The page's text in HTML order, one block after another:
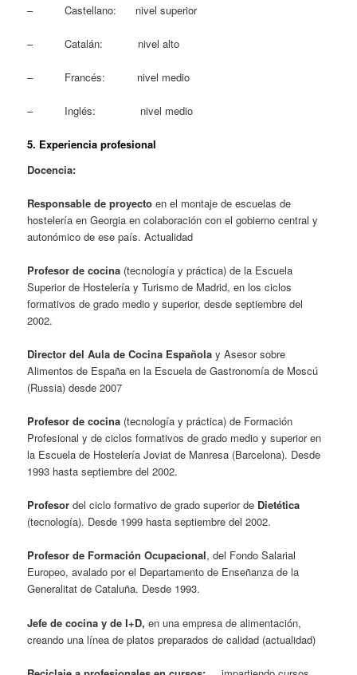
– Castellano: nivel superior
– Catalán: nivel alto
– Francés: nivel medio
– Inglés: nivel medio
5. Experiencia profesional
Docencia:
Responsable de proyectoen el montaje de escuelas de
hostelería en Georgia en colaboración con el gobierno central y
autonómico de ese país. Actualidad
Profesor de cocina (tecnología y práctica) de la Escuela
Superior de Hostelería y Turismo de Madrid, en los ciclos
formativos de grado medio y superior, desde septiembre del
2002.
Director del Aula de Cocina Española y Asesor sobre
Alimentos de España en la Escuela de Gastronomía de Moscú
(Russia) desde 2007
Profesor de cocina (tecnología y práctica) de Formación
Profesional y de ciclos formativos de grado medio y superior en
la Escuela de Hostelería Joviat de Manresa (Barcelona). Desde
1993 hasta septiembre del 2002.
Profesor del ciclo formativo de grado superior de Dietética
(tecnología). Desde 1999 hasta septiembre del 2002.
Profesor de Formación Ocupacional, del Fondo Salarial
Europeo, avalado por el Departamento de Enseñanza de la
Generalitat de Cataluña. Desde 1993.
Jefe de cocina y de I+D,en una empresa de alimentación,
creando una línea de platos preparados de calidad (actualidad)